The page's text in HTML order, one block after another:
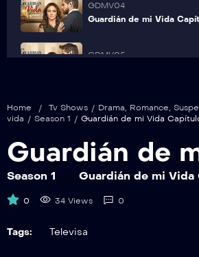
GDMV04
Guardián de mi Vida
GDMV05
GDMV06
Guardián de mi Vida
GDMV07
GDMV08
Home / Tv Shows / Drama, Romance,
vida / Season 1 / Guardián de mi Vida
Guardián de
Season 1 Guardián de mi Vida
0 34 Views 0
Tags: Televisa